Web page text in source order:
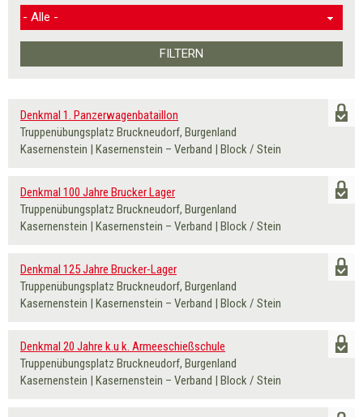
Denkmal 1. Panzerwagenbataillon
Truppenübungsplatz Bruckneudorf, Burgenland
Kasernenstein | Kasernenstein – Verband | Block / Stein
Denkmal 100 Jahre Brucker Lager
Truppenübungsplatz Bruckneudorf, Burgenland
Kasernenstein | Kasernenstein – Verband | Block / Stein
Denkmal 125 Jahre Brucker-Lager
Truppenübungsplatz Bruckneudorf, Burgenland
Kasernenstein | Kasernenstein – Verband | Block / Stein
Denkmal 20 Jahre k.u k. Armeeschießschule
Truppenübungsplatz Bruckneudorf, Burgenland
Kasernenstein | Kasernenstein – Verband | Block / Stein